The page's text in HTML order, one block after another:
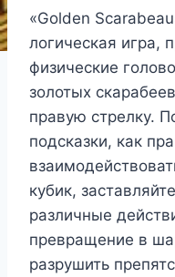
«Golden
логическая игра,
физические
золотых
правую стрелку.
подсказки, как
кубик,
различные
превращение в
разрушить